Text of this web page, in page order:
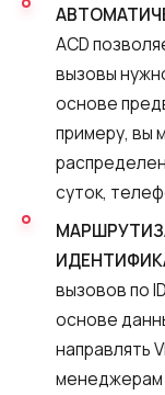
ACD
вызовы
основе
примеру, вы
суток,
вызовов по
основе
направлять
менеджерам